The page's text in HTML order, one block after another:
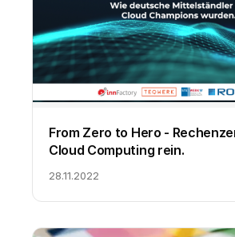
From Zero to Hero -
Cloud Computing rein.
28.11.2022